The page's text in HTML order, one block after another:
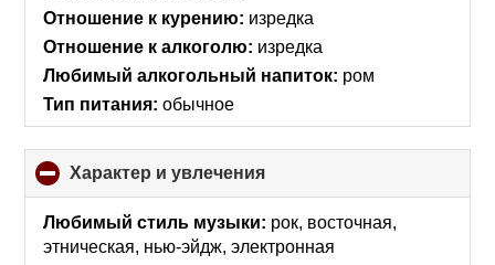
Отношение к курению: изредка
Отношение к алкоголю: изредка
Любимый алкогольный напиток: ром
Тип питания: обычное
Характер и увлечения
to
collapse
contents
Любимый стиль музыки: рок, восточная,
этническая, нью-эйдж, электронная